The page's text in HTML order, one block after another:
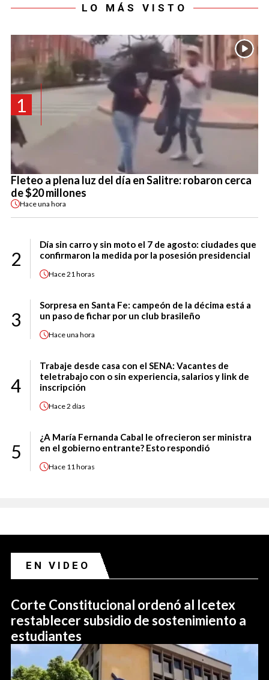
LO MÁS VISTO
1
Fleteo a plena luz del día en Salitre: robaron cerca
de $20 millones
Haceuna hora
2
Día sin carro y sin moto el 7 de agosto: ciudades que
confirmaron la medida por la posesión presidencial
Hace21 horas
3
Sorpresa en Santa Fe: campeón de la décima está a
un paso de fichar por un club brasileño
Haceuna hora
4
Trabaje desde casa con el SENA: Vacantes de
teletrabajo con o sin experiencia, salarios y link de
inscripción
Hace2 días
5
¿A María Fernanda Cabal le ofrecieron ser ministra
en el gobierno entrante? Esto respondió
Hace 11 horas
EN VIDEO
Corte Constitucional ordenó al Icetex
restablecer subsidio de sostenimiento a
estudiantes